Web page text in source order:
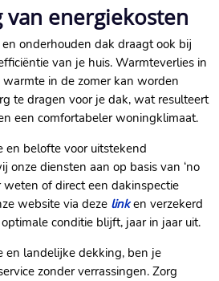
energiekosten
onderhouden dak draagt ook bij
van je huis.​ Warmteverlies in
in de zomer kan worden
te dragen voor je dak, wat resulteert
een comfortabeler woningklimaat.​
en belofte voor uitstekend
onze diensten aan op basis van ‘no
weten of direct een dakinspectie
website via deze linken verzekerd
conditie blijft, jaar in jaar uit.​
en landelijke dekking, ben je
zonder verrassingen.​ Zorg